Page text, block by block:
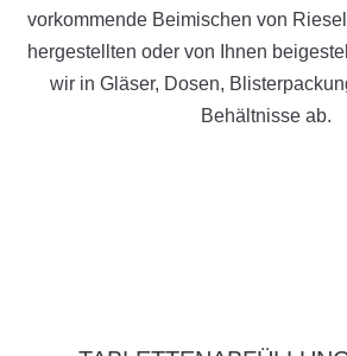
vorkommende Beimischen von
hergestellten oder von Ihnen
wir in Gläser, Dosen,
Behältnisse ab.